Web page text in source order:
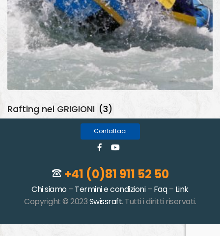
Rafting nei GRIGIONI (3)
Contattaci
+41 (0)81 911 52 50
Chi siamo– Termini e condizioni– Faq– Link
Copyright © 2023Swissraft. Tutti i diritti riservati.